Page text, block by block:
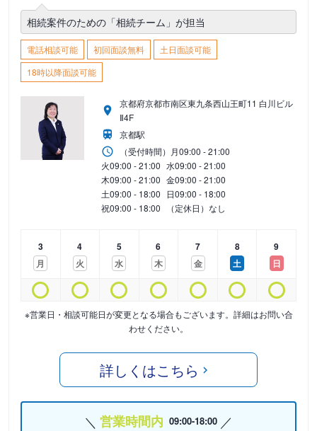
相続案件のための「相続チーム」が担当
電話相談可能 初回面談無料
土日面談可能
18時以降面談可能
京都府京都市南区東九条西山王町11 白川ビル
Ⅱ4F
京都駅
（受付時間） 月09:00 - 21:00
火09:00 - 21:00 水09:00 - 21:00
木09:00 - 21:00 金09:00 - 21:00
土09:00 - 18:00 日09:00 - 18:00
祝09:00 - 18:00 （定休日）なし
3
月
4
火
5
水
6
木
7
金
8
土
9
日
※営業日・相談可能日が変更となる場合もございます。詳細はお問い合
わせください。
詳しくはこちら
営業時間内 09:00-18:00